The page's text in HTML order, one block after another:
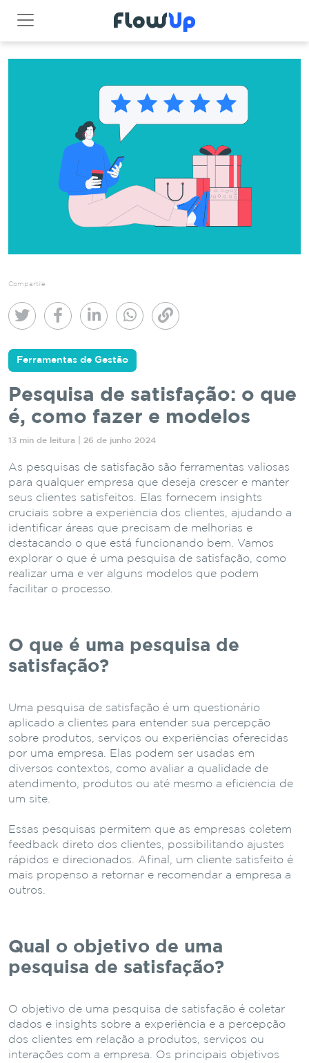
Compartile
Ferramentas de Gestão
Pesquisa de satisfação: o que
é, como fazer e modelos
13 min de leitura | 26 de junho 2024
As pesquisas de satisfação são ferramentas valiosas
para qualquer empresa que deseja crescer e manter
seus clientes satisfeitos. Elas fornecem insights
cruciais sobre a experiência dos clientes, ajudando a
identificar áreas que precisam de melhorias e
destacando o que está funcionando bem. Vamos
explorar o que é uma pesquisa de satisfação, como
realizar uma e ver alguns modelos que podem
facilitar o processo.
O que é uma pesquisa de
satisfação?
Uma pesquisa de satisfação é um questionário
aplicado a clientes para entender sua percepção
sobre produtos, serviços ou experiências oferecidas
por uma empresa. Elas podem ser usadas em
diversos contextos, como avaliar a qualidade de
atendimento, produtos ou até mesmo a eficiência de
um site.
Essas pesquisas permitem que as empresas coletem
feedback direto dos clientes, possibilitando ajustes
rápidos e direcionados. Afinal, um cliente satisfeito é
mais propenso a retornar e recomendar a empresa a
outros.
Qual o objetivo de uma
pesquisa de satisfação?
O objetivo de uma pesquisa de satisfação é coletar
dados e insights sobre a experiência e a percepção
dos clientes em relação a produtos, serviços ou
interações com a empresa. Os principais objetivos